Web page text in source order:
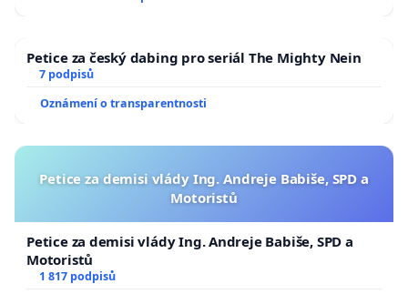
Petice za český dabing pro seriál The Mighty Nein
7 podpisů
Oznámení o transparentnosti
Petice za demisi vlády Ing. Andreje Babiše, SPD a
Motoristů
Petice za demisi vlády Ing. Andreje Babiše, SPD a
Motoristů
1 817 podpisů